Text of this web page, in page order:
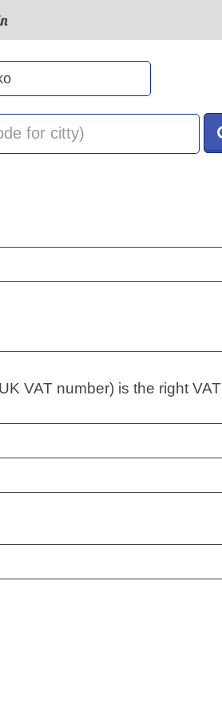
VAT number) is the right VAT